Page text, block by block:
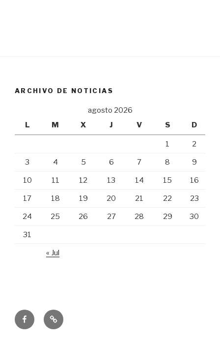
ARCHIVO DE NOTICIAS
agosto 2026
L
M X J V S D
1 2
3 4 5 6 7 8 9
10 11 12 13 14 15 16
17 18 19 20 21 22 23
24 25 26 27 28 29 30
31
« Jul
Hospital
Zonal
Correo
electrónico